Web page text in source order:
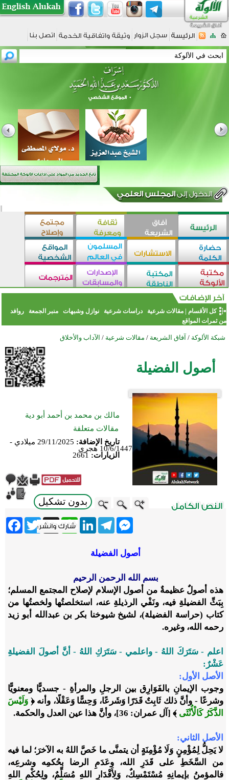
كل الأقسام |مقالات شرعية دراسات شرعية نوازل وشبهات منبر الجمعة
روافد
من ثمرات المواقع
شبكة الألوكة / آفاق الشريعة / مقالات شرعية / الآداب والأخلاق
أصول الفضيلة
مالك بن محمد بن أحمد أبو دية
مقالات متعلقة
تاريخ الإضافة:
29/11/2025 ميلادي -
10/6/1447 هجري
الزيارات: 2661
بدون تشكيل
Twitter X
WhatsApp
LinkedInTelegram
Messenger
أصول الفضيلة
بسم الله الرحمن الرحيم
هذه أصولٌ عظيمةٌ من أصول الإسلام لإصلاح المجتمع المسلم؛
بِبَثِّ الفضيلةِ فيه، ونَفْي الرذيلةِ عنه، استخلصتُها ولخصتُها من
كتاب (حراسة الفضيلة)، لشيخ شيوخنا بكر بن عبدالله أبو زيد
رحمه الله، وغيره.
اعلم - سَتَرَكَ اللهُ - واعلمي - سَتَرَكِ اللهُ - أنَّ أصولَ الفضيلةِ
عَشْرٌ:
الأصل الأول:
وجوب الإيمانِ بالفَوَارِق بين الرجلِ والمرأةِ - جسديًّا ومعنويًّا
وشرعًا - وأنَّ ذلك ثَابِتٌ قَدَرًا وَشَرعًا، وَحِسًّا وَعَقْلًا، وأنه﴿ وَلَيْسَ
الذَّكَرُ كَالْأُنْثَى ﴾ [آل عمران: 36]، وأنَّ هذا عين العدل والحكمة.
الأصل الثاني:
لا يَحِلُّ لِمُؤْمِنٍ وَلَا مُؤْمِنَةٍ أن يتمنَّى ما خَصَّ اللهُ به الآخرَ؛ لما فيه
من السَّخَطِ على قَدَرِ الله، وعَدَمِ الرضا بحُكمِه وشرعِه،
فالمؤمنُ بإيمانِهِ مُسْتَمْسِكٌ، وَلِأَقْدَارِ اللهِ مُسَلِّمٌ، ولِحُكْمِ اللهِ